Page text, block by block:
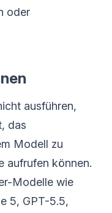
oder
ausführen,
das
Modell zu
aufrufen können.
Modelle wie
5, GPT-5.5,